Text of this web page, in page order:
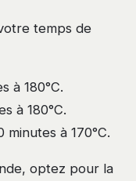
temps de
à 180°C.
à 180°C.
minutes à 170°C.
optez pour la